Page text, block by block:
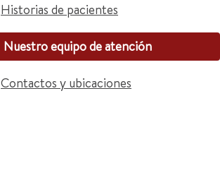
Historias de pacientes
Nuestro equipo de atención
Contactos y ubicaciones